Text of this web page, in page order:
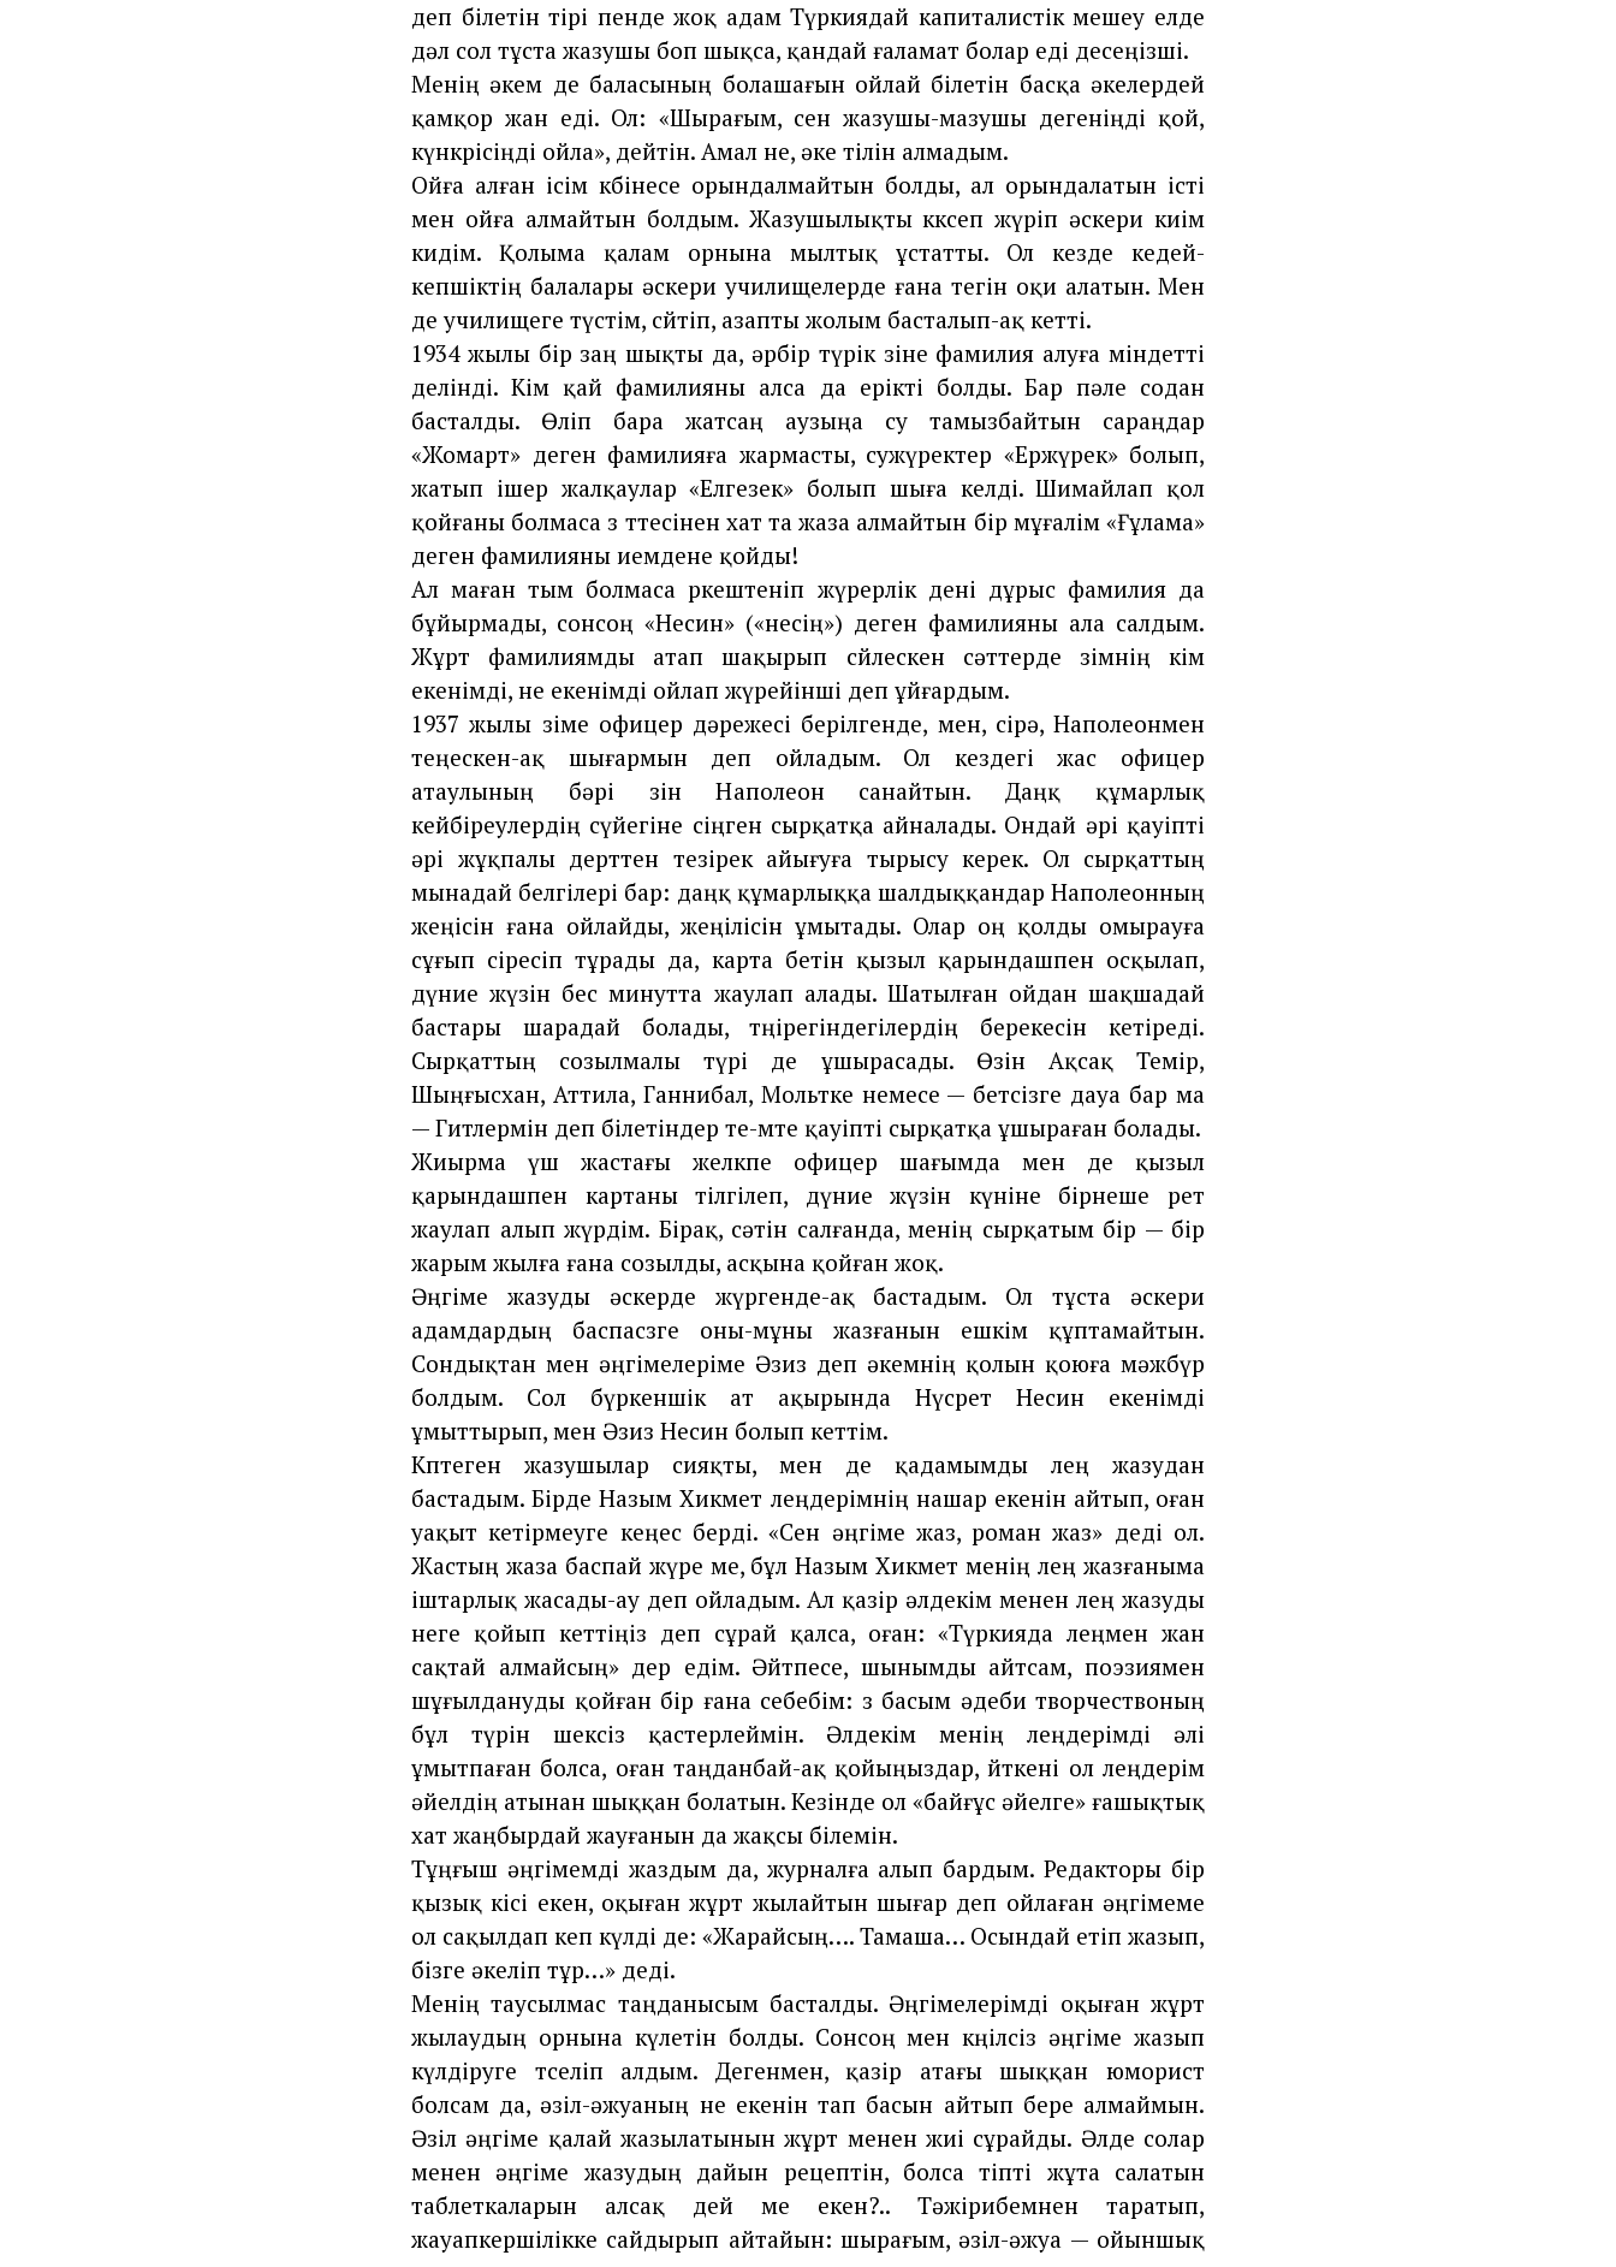
деп білетін тірі пенде жоқ адам Түркиядай капиталистік мешеу елде
дәл сол тұста жазушы боп шықса, қандай ғаламат болар еді десеңізші.
Менің әкем де баласының болашағын ойлай білетін басқа әкелердей
қамқор жан еді. Ол: «Шырағым, сен жазушы-мазушы дегеніңді қой,
күнкөрісіңді ойла», дейтін. Амал не, әке тілін алмадым.
Ойға алған ісім көбінесе орындалмайтын болды, ал орындалатын істі
мен ойға алмайтын болдым. Жазушылықты көксеп жүріп әскери киім
кидім. Қолыма қалам орнына мылтық ұстатты. Ол кезде кедей-
кепшіктің балалары әскери училищелерде ғана тегін оқи алатын. Мен
де училищеге түстім, сөйтіп, азапты жолым басталып-ақ кетті.
1934 жылы бір заң шықты да, әрбір түрік өзіне фамилия алуға міндетті
делінді. Кім қай фамилияны алса да ерікті болды. Бар пәле содан
басталды. Өліп бара жатсаң аузыңа су тамызбайтын сараңдар
«Жомарт» деген фамилияға жармасты, сужүректер «Ержүрек» болып,
жатып ішер жалқаулар «Елгезек» болып шыға келді. Шимайлап қол
қойғаны болмаса өз төтесінен хат та жаза алмайтын бір мұғалім «Ғұлама»
деген фамилияны иемдене қойды!
Ал маған тым болмаса өркештеніп жүрерлік дені дұрыс фамилия да
бұйырмады, сонсоң «Несин» («несің») деген фамилияны ала салдым.
Жұрт фамилиямды атап шақырып сөйлескен сәттерде өзімнің кім
екенімді, не екенімді ойлап жүрейінші деп ұйғардым.
1937 жылы өзіме офицер дәрежесі берілгенде, мен, сірә, Наполеонмен
теңескен-ақ шығармын деп ойладым. Ол кездегі жас офицер
атаулының бәрі өзін Наполеон санайтын. Даңқ құмарлық
кейбіреулердің сүйегіне сіңген сырқатқа айналады. Ондай әрі қауіпті
әрі жұқпалы дерттен тезірек айығуға тырысу керек. Ол сырқаттың
мынадай белгілері бар: даңқ құмарлыққа шалдыққандар Наполеонның
жеңісін ғана ойлайды, жеңілісін ұмытады. Олар оң қолды омырауға
сұғып сіресіп тұрады да, карта бетін қызыл қарындашпен осқылап,
дүние жүзін бес минутта жаулап алады. Шатылған ойдан шақшадай
бастары шарадай болады, төңірегіндегілердің берекесін кетіреді.
Сырқаттың созылмалы түрі де ұшырасады. Өзін Ақсақ Темір,
Шыңғысхан, Аттила, Ганнибал, Мольтке немесе — бетсізге дауа бар ма
— Гитлермін деп білетіндер өте-мөте қауіпті сырқатқа ұшыраған болады.
Жиырма үш жастағы желөкпе офицер шағымда мен де қызыл
қарындашпен картаны тілгілеп, дүние жүзін күніне бірнеше рет
жаулап алып жүрдім. Бірақ, сәтін салғанда, менің сырқатым бір — бір
жарым жылға ғана созылды, асқына қойған жоқ.
Әңгіме жазуды әскерде жүргенде-ақ бастадым. Ол тұста әскери
адамдардың баспасөзге оны-мұны жазғанын ешкім құптамайтын.
Сондықтан мен әңгімелеріме Әзиз деп әкемнің қолын қоюға мәжбүр
болдым. Сол бүркеншік ат ақырында Нүсрет Несин екенімді
ұмыттырып, мен Әзиз Несин болып кеттім.
Көптеген жазушылар сияқты, мен де қадамымды өлең жазудан
бастадым. Бірде Назым Хикмет өлеңдерімнің нашар екенін айтып, оған
уақыт кетірмеуге кеңес берді. «Сен әңгіме жаз, роман жаз» деді ол.
Жастың жаза баспай жүре ме, бұл Назым Хикмет менің өлең жазғаныма
іштарлық жасады-ау деп ойладым. Ал қазір әлдекім менен өлең жазуды
неге қойып кеттіңіз деп сұрай қалса, оған: «Түркияда өлеңмен жан
сақтай алмайсың» дер едім. Әйтпесе, шынымды айтсам, поэзиямен
шұғылдануды қойған бір ғана себебім: өз басым әдеби творчествоның
бұл түрін шексіз қастерлеймін. Әлдекім менің өлеңдерімді әлі
ұмытпаған болса, оған таңданбай-ақ қойыңыздар, өйткені ол өлеңдерім
әйелдің атынан шыққан болатын. Кезінде ол «байғұс әйелге» ғашықтық
хат жаңбырдай жауғанын да жақсы білемін.
Тұңғыш әңгімемді жаздым да, журналға алып бардым. Редакторы бір
қызық кісі екен, оқыған жұрт жылайтын шығар деп ойлаған әңгімеме
ол сақылдап кеп күлді де: «Жарайсың…. Тамаша… Осындай етіп жазып,
бізге әкеліп тұр…» деді.
Менің таусылмас таңданысым басталды. Әңгімелерімді оқыған жұрт
жылаудың орнына күлетін болды. Сонсоң мен көңілсіз әңгіме жазып
күлдіруге төселіп алдым. Дегенмен, қазір атағы шыққан юморист
болсам да, әзіл-әжуаның не екенін тап басын айтып бере алмаймын.
Әзіл әңгіме қалай жазылатынын жұрт менен жиі сұрайды. Әлде солар
менен әңгіме жазудың дайын рецептін, болса тіпті жұта салатын
таблеткаларын алсақ дей ме екен?.. Тәжірибемнен таратып,
жауапкершілікке сайдырып айтайын: шырағым, әзіл-әжуа — ойыншық